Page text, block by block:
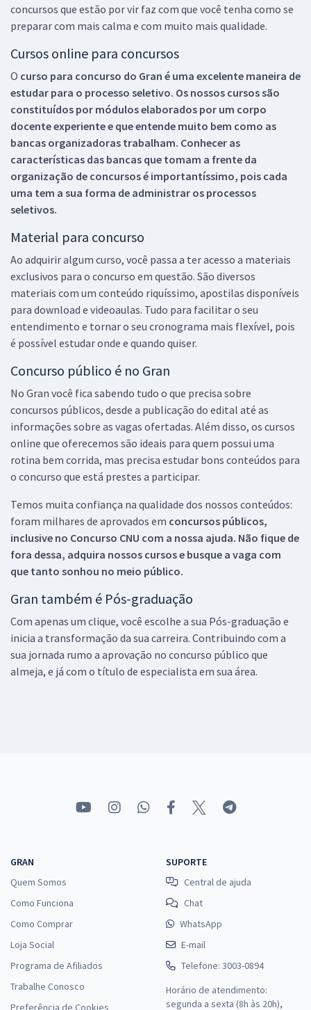
concursos que estão por vir faz com que você tenha como se
preparar com mais calma e com muito mais qualidade.
Cursos online para concursos
O curso para concurso do Gran é uma excelente maneira de
estudar para o processo seletivo. Os nossos cursos são
constituídos por módulos elaborados por um corpo
docente experiente e que entende muito bem como as
bancas organizadoras trabalham. Conhecer as
características das bancas que tomam a frente da
organização de concursos é importantíssimo, pois cada
uma tem a sua forma de administrar os processos
seletivos.
Material para concurso
Ao adquirir algum curso, você passa a ter acesso a materiais
exclusivos para o concurso em questão. São diversos
materiais com um conteúdo riquíssimo, apostilas disponíveis
para download e videoaulas. Tudo para facilitar o seu
entendimento e tornar o seu cronograma mais flexível, pois
é possível estudar onde e quando quiser.
Concurso público é no Gran
No Gran você fica sabendo tudo o que precisa sobre
concursos públicos, desde a publicação do edital até as
informações sobre as vagas ofertadas. Além disso, os cursos
online que oferecemos são ideais para quem possui uma
rotina bem corrida, mas precisa estudar bons conteúdos para
o concurso que está prestes a participar.
Temos muita confiança na qualidade dos nossos conteúdos:
foram milhares de aprovados em concursos públicos,
inclusive no Concurso CNU com a nossa ajuda. Não fique de
fora dessa, adquira nossos cursos e busque a vaga com
que tanto sonhou no meio público.
Gran também é Pós-graduação
Com apenas um clique, você escolhe a sua Pós-graduação e
inicia a transformação da sua carreira. Contribuindo com a
sua jornada rumo a aprovação no concurso público que
almeja, e já com o título de especialista em sua área.
GRAN
Quem Somos
Como Funciona
Como Comprar
Loja Social
Programa de Afiliados
Trabalhe Conosco
Preferência de Cookies
SUPORTE
Central de ajuda
Chat
WhatsApp
E-mail
Telefone: 3003-0894
Horário de atendimento:
segunda a sexta (8h às 20h),